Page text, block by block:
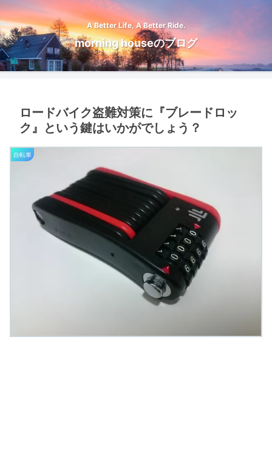
A Better Life, A Better Ride.
morning houseのブログ
ロードバイク盗難対策に『ブレードロッ
ク』という鍵はいかがでしょう？
自転車